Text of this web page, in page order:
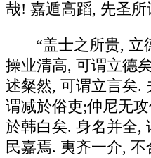
哉! 嘉遁高蹈, 先圣
“盖士之所贵, 立
操业清高, 可谓立德
述粲然, 可谓立言矣.
谓减於俗吏;仲尼无
於韩白矣. 身名并全,
民嘉焉. 夷齐一介,